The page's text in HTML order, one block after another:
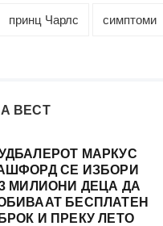
принц Чарлс симптоми
ВЕСТ
МАРКУС
СЕ ИЗБОРИ
МИЛИОНИ ДЕЦА ДА
БЕСПЛАТЕН
И ПРЕКУ ЛЕТО